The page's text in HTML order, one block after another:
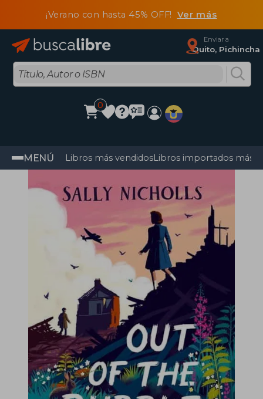
¡Verano con hasta 45% OFF! Ver más
Enviar a
Quito, Pichincha
0
MENÚ Libros más vendidosLibros importados más